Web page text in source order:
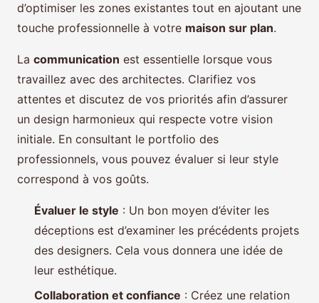
d’optimiser les zones existantes tout en ajoutant une
touche professionnelle à votre maison sur plan.
La communication est essentielle lorsque vous
travaillez avec des architectes. Clarifiez vos
attentes et discutez de vos priorités afin d’assurer
un design harmonieux qui respecte votre vision
initiale. En consultant le portfolio des
professionnels, vous pouvez évaluer si leur style
correspond à vos goûts.
Évaluer le style : Un bon moyen d’éviter les
déceptions est d’examiner les précédents projets
des designers. Cela vous donnera une idée de
leur esthétique.
Collaboration et confiance : Créez une relation